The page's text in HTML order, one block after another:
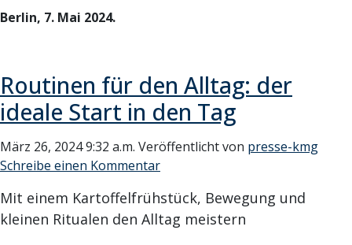
Berlin, 7. Mai 2024.
Routinen für den Alltag: der
ideale Start in den Tag
März 26, 2024 9:32 a.m. Veröffentlicht von presse-kmg
Schreibe einen Kommentar
Mit einem Kartoffelfrühstück, Bewegung und
kleinen Ritualen den Alltag meistern